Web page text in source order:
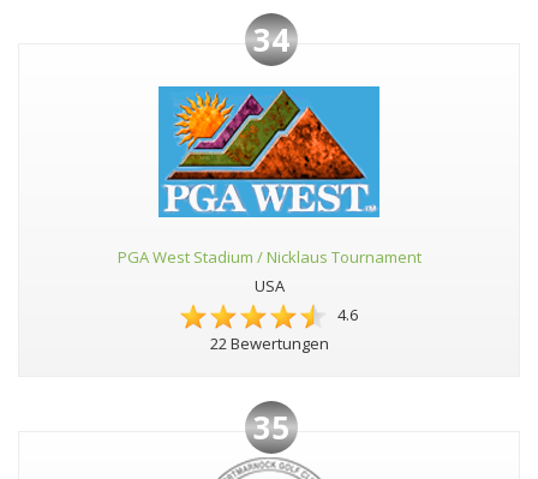
34
PGA West Stadium / Nicklaus Tournament
USA
4.6
22 Bewertungen
35